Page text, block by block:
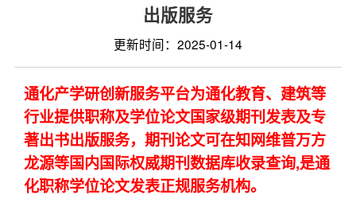
出版服务
更新时间：2025-01-14
通化产学研创新服务平台为通化教育、建筑等
行业提供职称及学位论文国家级期刊发表及专
著出书出版服务，期刊论文可在知网维普万方
龙源等国内国际权威期刊数据库收录查询,是通
化职称学位论文发表正规服务机构。